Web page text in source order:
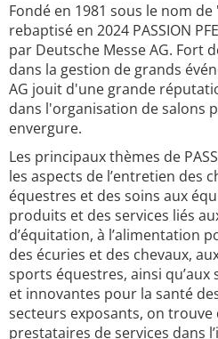
Fondé en 1981 sous le nom de
rebaptisé en 2024 PASSION
par Deutsche Messe AG. Fort
dans la gestion de grands
AG jouit d'une grande
dans l'organisation de salons
envergure.
Les principaux thèmes de
les aspects de l’entretien des
équestres et des soins aux
produits et des services liés
d’équitation, à l’alimentation
des écuries et des chevaux,
sports équestres, ainsi
et innovantes pour la santé
secteurs exposants, on
prestataires de services dans